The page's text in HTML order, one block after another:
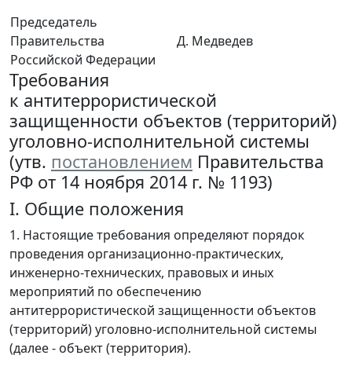
Председатель
Правительства
Российской Федерации
Д. Медведев
Требования
к антитеррористической
защищенности объектов (территорий)
уголовно-исполнительной системы
(утв. постановлением Правительства
РФ от 14 ноября 2014 г. № 1193)
I. Общие положения
1. Настоящие требования определяют порядок
проведения организационно-практических,
инженерно-технических, правовых и иных
мероприятий по обеспечению
антитеррористической защищенности объектов
(территорий) уголовно-исполнительной системы
(далее - объект (территория).